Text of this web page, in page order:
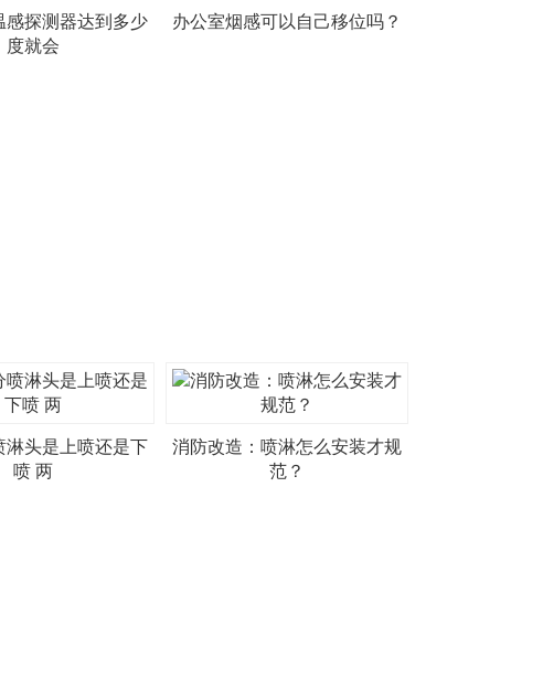
感探测器达到多少
度就会
办公室烟感可以自己移位吗？
淋头是上喷还是下
喷 两
消防改造：喷淋怎么安装才规
范？